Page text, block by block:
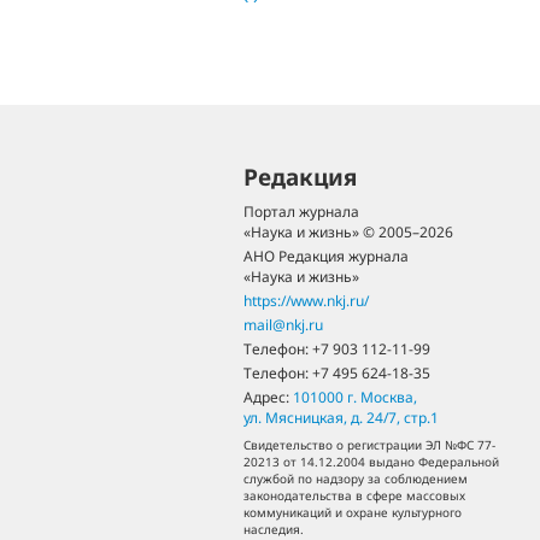
Редакция
Портал журнала
«Наука и жизнь» © 2005–2026
АНО Редакция журнала
«Наука и жизнь»
https://www.nkj.ru/
mail@nkj.ru
Телефон:+7 903 112-11-99
Телефон:+7 495 624-18-35
Адрес: 101000 г. Москва,
ул. Мясницкая, д. 24/7, стр.1
Свидетельство о регистрации ЭЛ №ФС 77-
20213 от 14.12.2004 выдано Федеральной
службой по надзору за соблюдением
законодательства в сфере массовых
коммуникаций и охране культурного
наследия.